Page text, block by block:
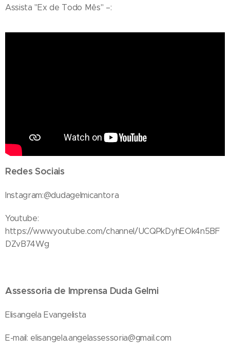
Assista "Ex de Todo Mês" –:
Redes Sociais
Instagram:@dudagelmicantora
Youtube:
https://www.youtube.com/channel/UCQPkDyhEOk4n5BF
DZvB74Wg
Assessoria de Imprensa Duda Gelmi
Elisangela Evangelista
E-mail: elisangela.angelassessoria@gmail.com